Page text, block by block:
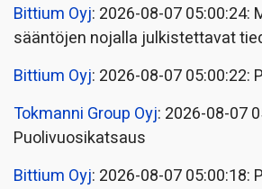
Bittium Oyj: 2026-08-07 05:00:24:
sääntöjen nojalla julkistettavat
Bittium Oyj: 2026-08-07 05:00:22:
Tokmanni Group Oyj: 2026-08-07
Puolivuosikatsaus
Bittium Oyj: 2026-08-07 05:00:18: